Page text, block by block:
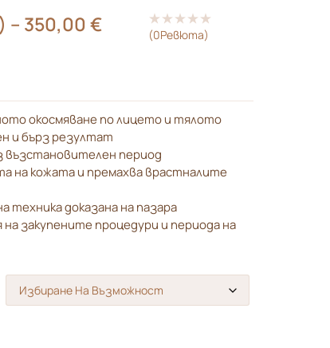
– 350,00€
(0Ревюта)
окосмяване по лицето и тялото
и бърз резултат
възстановителен период
на кожата и премахва врастналите
техника доказана на пазара
на закупените процедури и периода на